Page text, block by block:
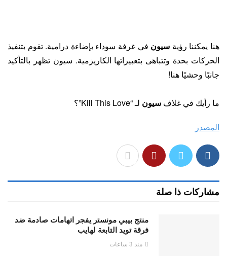
هنا يمكننا رؤية سيون في غرفة سوداء بإضاءة درامية. تقوم بتنفيذ
الحركات بحدة وتتباهى بتعبيراتها الكاريزمية. سيون تظهر بالتأكيد
جانبًا وحشيًا هنا!
ما رأيك في غلاف سيون لـ “Kill This Love”؟
المصدر
مشاركات ذا صلة
منتج بيبي مونستر يفجر اتهامات صادمة ضد
فرقة تويد التابعة لهايب
منذ 3 ساعات